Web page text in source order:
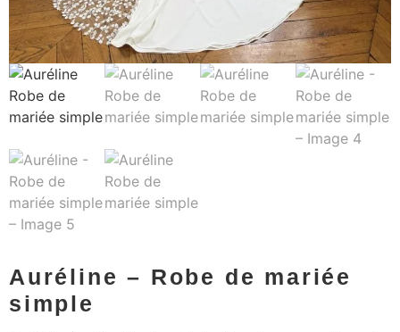
Auréline – Robe de mariée
simple